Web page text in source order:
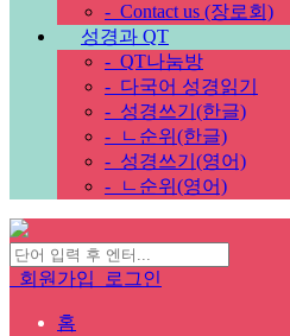
- Contact us (장로회)
성경과 QT
- QT나눔방
- 다국어 성경읽기
- 성경쓰기(한글)
-
ㄴ순위(한글)
- 성경쓰기(영어)
-
ㄴ순위(영어)
회원가입 로그인
홈